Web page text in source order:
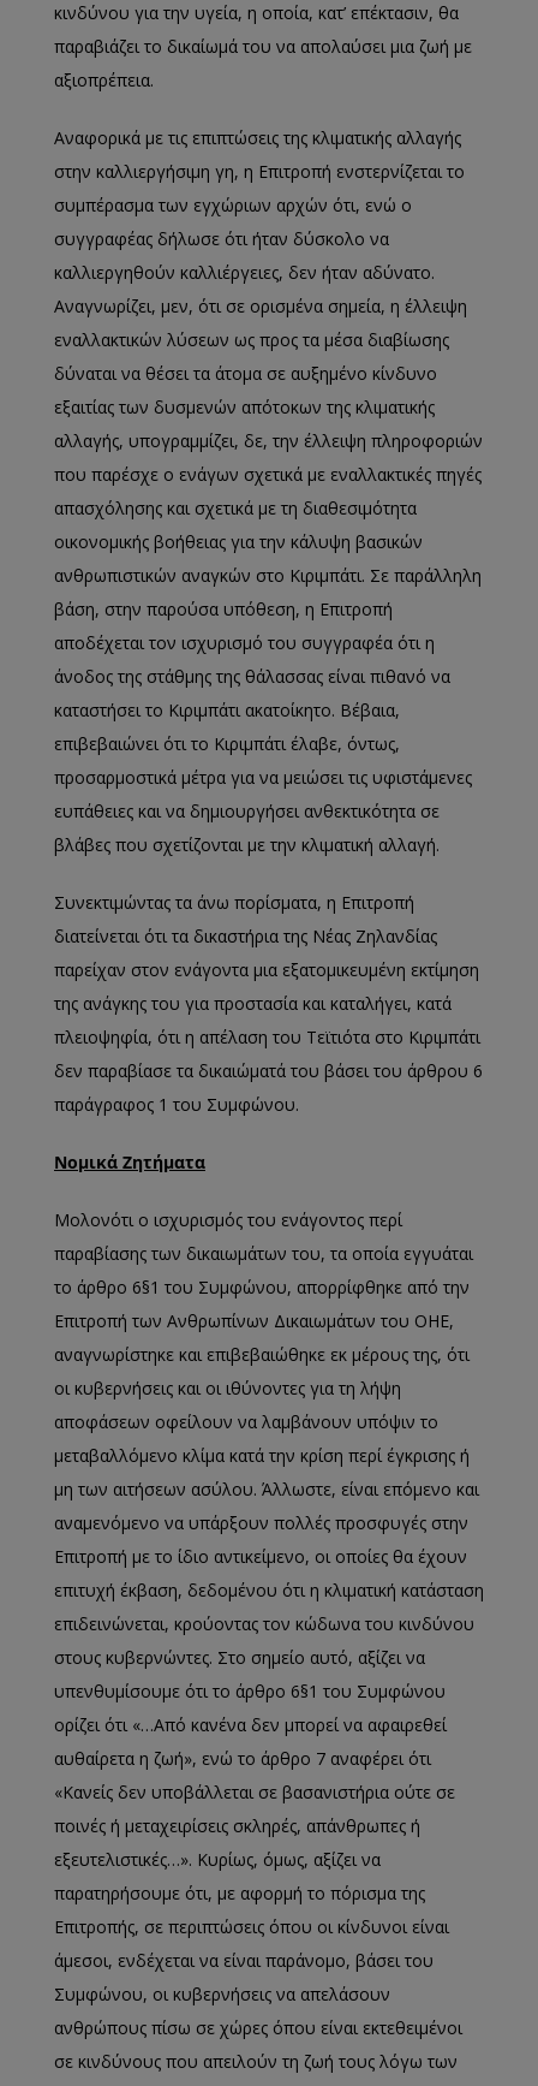
κινδύνου για την υγεία, η οποία, κατ’ επέκτασιν, θα
παραβιάζει το δικαίωμά του να απολαύσει μια ζωή με
αξιοπρέπεια.
Αναφορικά με τις επιπτώσεις της κλιματικής αλλαγής
στην καλλιεργήσιμη γη, η Επιτροπή ενστερνίζεται το
συμπέρασμα των εγχώριων αρχών ότι, ενώ ο
συγγραφέας δήλωσε ότι ήταν δύσκολο να
καλλιεργηθούν καλλιέργειες, δεν ήταν αδύνατο.
Αναγνωρίζει, μεν, ότι σε ορισμένα σημεία, η έλλειψη
εναλλακτικών λύσεων ως προς τα μέσα διαβίωσης
δύναται να θέσει τα άτομα σε αυξημένο κίνδυνο
εξαιτίας των δυσμενών απότοκων της κλιματικής
αλλαγής, υπογραμμίζει, δε, την έλλειψη πληροφοριών
που παρέσχε ο ενάγων σχετικά με εναλλακτικές πηγές
απασχόλησης και σχετικά με τη διαθεσιμότητα
οικονομικής βοήθειας για την κάλυψη βασικών
ανθρωπιστικών αναγκών στο Κιριμπάτι. Σε παράλληλη
βάση, στην παρούσα υπόθεση, η Επιτροπή
αποδέχεται τον ισχυρισμό του συγγραφέα ότι η
άνοδος της στάθμης της θάλασσας είναι πιθανό να
καταστήσει το Κιριμπάτι ακατοίκητο. Βέβαια,
επιβεβαιώνει ότι το Κιριμπάτι έλαβε, όντως,
προσαρμοστικά μέτρα για να μειώσει τις υφιστάμενες
ευπάθειες και να δημιουργήσει ανθεκτικότητα σε
βλάβες που σχετίζονται με την κλιματική αλλαγή.
Συνεκτιμώντας τα άνω πορίσματα, η Επιτροπή
διατείνεται ότι τα δικαστήρια της Νέας Ζηλανδίας
παρείχαν στον ενάγοντα μια εξατομικευμένη εκτίμηση
της ανάγκης του για προστασία και καταλήγει, κατά
πλειοψηφία, ότι η απέλαση του Τεϊτιότα στο Κιριμπάτι
δεν παραβίασε τα δικαιώματά του βάσει του άρθρου 6
παράγραφος 1 του Συμφώνου.
Νομικά Ζητήματα
Μολονότι ο ισχυρισμός του ενάγοντος περί
παραβίασης των δικαιωμάτων του, τα οποία εγγυάται
το άρθρο 6§1 του Συμφώνου, απορρίφθηκε από την
Επιτροπή των Ανθρωπίνων Δικαιωμάτων του ΟΗΕ,
αναγνωρίστηκε και επιβεβαιώθηκε εκ μέρους της, ότι
οι κυβερνήσεις και οι ιθύνοντες για τη λήψη
αποφάσεων οφείλουν να λαμβάνουν υπόψιν το
μεταβαλλόμενο κλίμα κατά την κρίση περί έγκρισης ή
μη των αιτήσεων ασύλου. Άλλωστε, είναι επόμενο και
αναμενόμενο να υπάρξουν πολλές προσφυγές στην
Επιτροπή με το ίδιο αντικείμενο, οι οποίες θα έχουν
επιτυχή έκβαση, δεδομένου ότι η κλιματική κατάσταση
επιδεινώνεται, κρούοντας τον κώδωνα του κινδύνου
στους κυβερνώντες. Στο σημείο αυτό, αξίζει να
υπενθυμίσουμε ότι το άρθρο 6§1 του Συμφώνου
ορίζει ότι «…Από κανένα δεν μπορεί να αφαιρεθεί
αυθαίρετα η ζωή», ενώ το άρθρο 7 αναφέρει ότι
«Κανείς δεν υποβάλλεται σε βασανιστήρια ούτε σε
ποινές ή μεταχειρίσεις σκληρές, απάνθρωπες ή
εξευτελιστικές…». Κυρίως, όμως, αξίζει να
παρατηρήσουμε ότι, με αφορμή το πόρισμα της
Επιτροπής, σε περιπτώσεις όπου οι κίνδυνοι είναι
άμεσοι, ενδέχεται να είναι παράνομο, βάσει του
Συμφώνου, οι κυβερνήσεις να απελάσουν
ανθρώπους πίσω σε χώρες όπου είναι εκτεθειμένοι
σε κινδύνους που απειλούν τη ζωή τους λόγω των